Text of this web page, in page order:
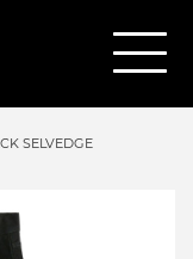
SELVEDGE